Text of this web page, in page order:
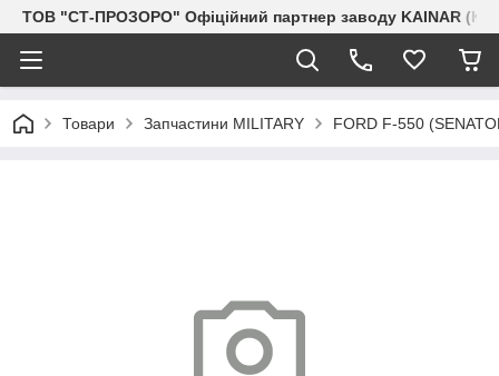
ТОВ "СТ-ПРОЗОРО" Офіційний партнер заводу KAINAR
Товари Запчастини MILITARY FORD F-550